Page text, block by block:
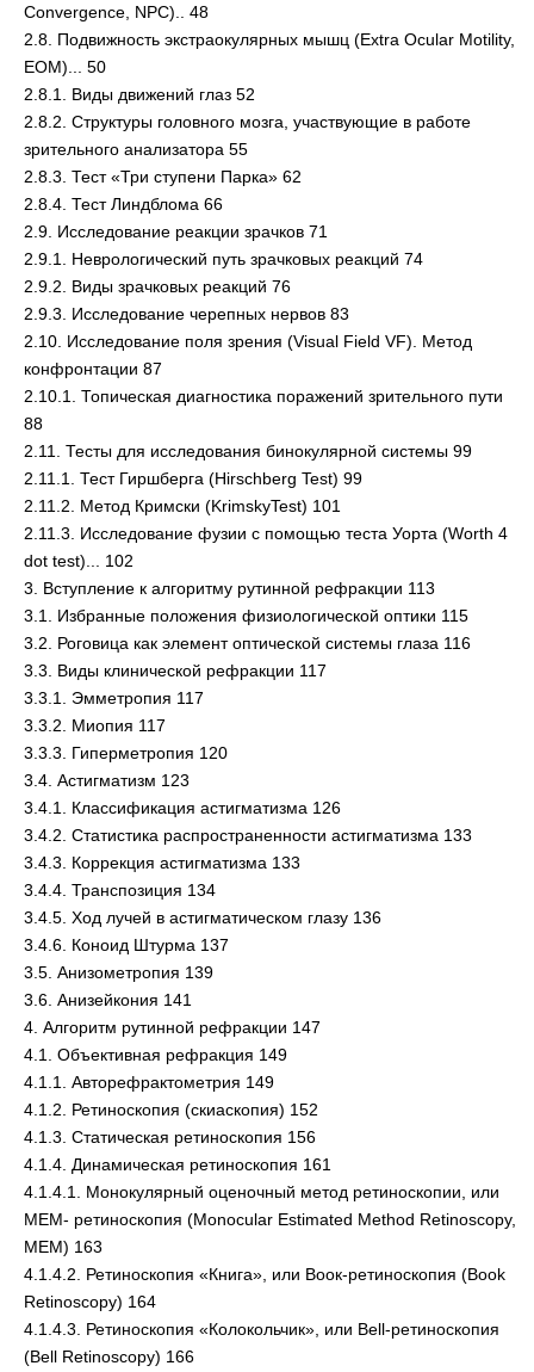
Convergence, NPC).. 48
2.8. Подвижность экстраокулярных мышц (Extra Ocular Motility,
EOM)... 50
2.8.1. Виды движений глаз 52
2.8.2. Структуры головного мозга, участвующие в работе
зрительного анализатора 55
2.8.3. Тест «Три ступени Парка» 62
2.8.4. Тест Линдблома 66
2.9. Исследование реакции зрачков 71
2.9.1. Неврологический путь зрачковых реакций 74
2.9.2. Виды зрачковых реакций 76
2.9.3. Исследование черепных нервов 83
2.10. Исследование поля зрения (Visual Field VF). Метод
конфронтации 87
2.10.1. Топическая диагностика поражений зрительного пути
88
2.11. Тесты для исследования бинокулярной системы 99
2.11.1. Тест Гиршберга (Hirschberg Test) 99
2.11.2. Метод Кримски (KrimskyTest) 101
2.11.3. Исследование фузии с помощью теста Уорта (Worth 4
dot test)... 102
3. Вступление к алгоритму рутинной рефракции 113
3.1. Избранные положения физиологической оптики 115
3.2. Роговица как элемент оптической системы глаза 116
3.3. Виды клинической рефракции 117
3.3.1. Эмметропия 117
3.3.2. Миопия 117
3.3.3. Гиперметропия 120
3.4. Астигматизм 123
3.4.1. Классификация астигматизма 126
3.4.2. Статистика распространенности астигматизма 133
3.4.3. Коррекция астигматизма 133
3.4.4. Транспозиция 134
3.4.5. Ход лучей в астигматическом глазу 136
3.4.6. Коноид Штурма 137
3.5. Анизометропия 139
3.6. Анизейкония 141
4. Алгоритм рутинной рефракции 147
4.1. Объективная рефракция 149
4.1.1. Авторефрактометрия 149
4.1.2. Ретиноскопия (скиаскопия) 152
4.1.3. Статическая ретиноскопия 156
4.1.4. Динамическая ретиноскопия 161
4.1.4.1. Монокулярный оценочный метод ретиноскопии, или
МЕМ- ретиноскопия (Monocular Estimated Method Retinoscopy,
MEM) 163
4.1.4.2. Ретиноскопия «Книга», или Воок-ретиноскопия (Book
Retinoscopy) 164
4.1.4.3. Ретиноскопия «Колокольчик», или Bell-ретиноскопия
(Bell Retinoscopy) 166